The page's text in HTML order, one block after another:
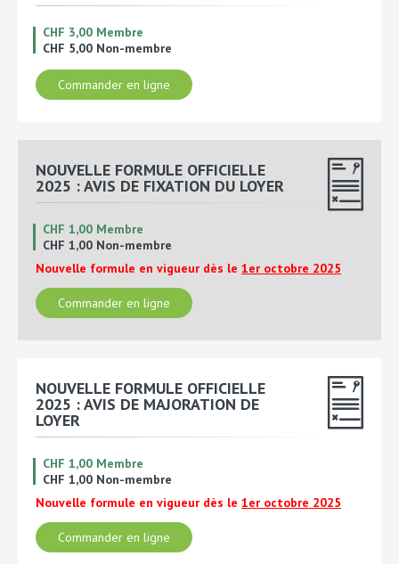
CHF 3,00 Membre
CHF 5,00 Non-membre
Commander en ligne
NOUVELLE FORMULE OFFICIELLE
2025 : AVIS DE FIXATION DU LOYER
CHF 1,00 Membre
CHF 1,00 Non-membre
Nouvelle formule en vigueur dès le 1er octobre 2025
Commander en ligne
NOUVELLE FORMULE OFFICIELLE
2025 : AVIS DE MAJORATION DE
LOYER
CHF 1,00 Membre
CHF 1,00 Non-membre
Nouvelle formule en vigueur dès le 1er octobre 2025
Commander en ligne